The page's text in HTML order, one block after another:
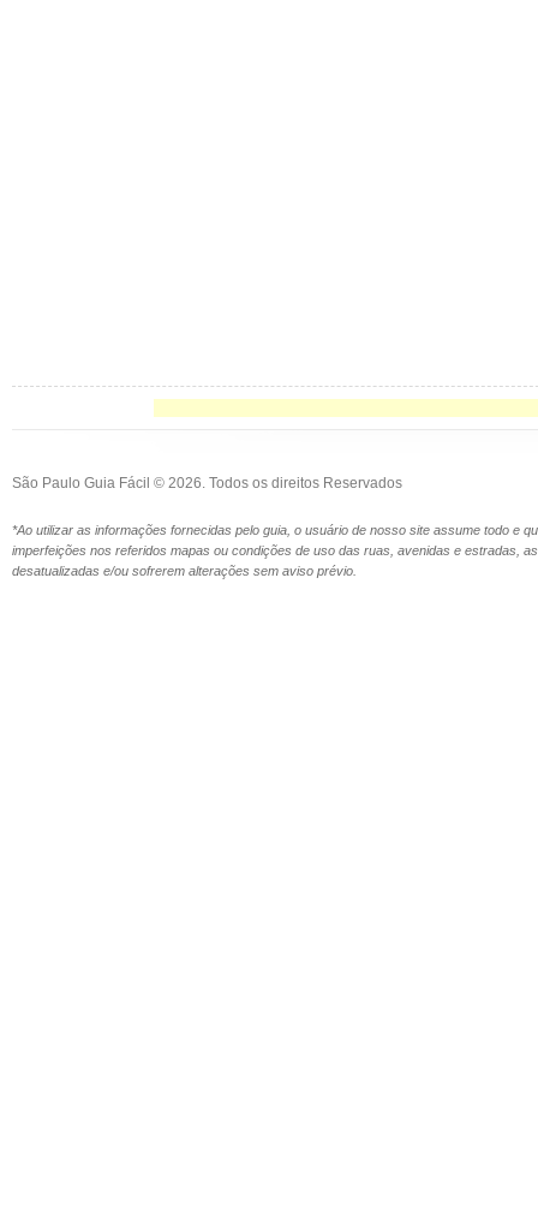
São Paulo Guia Fácil © 2026. Todos os direitos Reservados
*Ao utilizar as informações fornecidas pelo guia, o usuário de nosso site assume todo e
imperfeições nos referidos mapas ou condições de uso das ruas, avenidas e estradas,
desatualizadas e/ou sofrerem alterações sem aviso prévio.